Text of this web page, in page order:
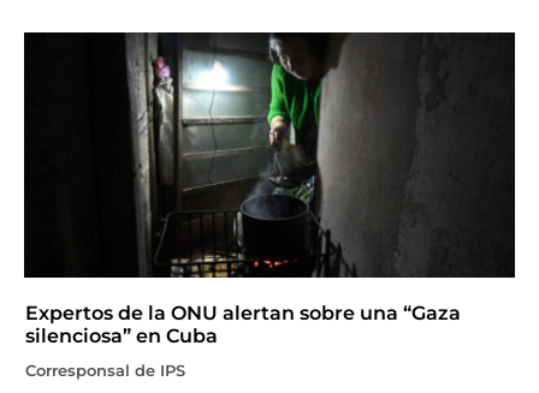
Expertos de la ONU alertan sobre una “Gaza
silenciosa” en Cuba
Corresponsal de IPS